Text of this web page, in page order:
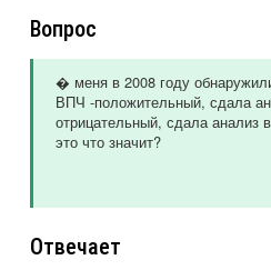
Вопрос
� меня в 2008 году
ВПЧ -положительный, сдала
отрицательный, сдала анализ
это что значит?
Отвечает